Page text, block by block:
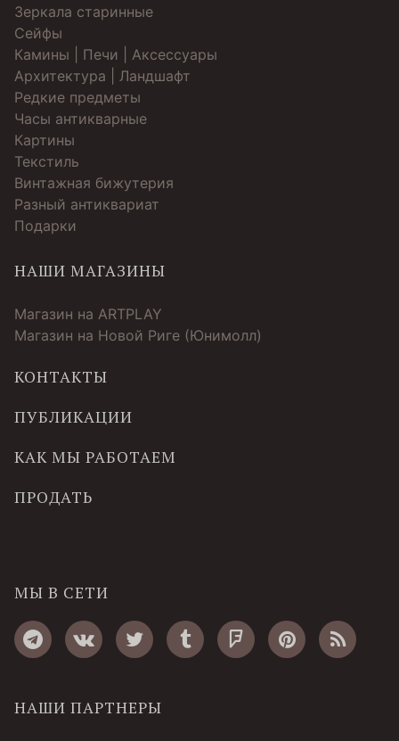
Зеркала старинные
Cейфы
Камины | Печи | Аксессуары
Архитектура | Ландшафт
Редкие предметы
Часы антикварные
Картины
Текстиль
Винтажная бижутерия
Разный антиквариат
Подарки
НАШИ МАГАЗИНЫ
Магазин на ARTPLAY
Магазин на Новой Риге (Юнимолл)
КОНТАКТЫ
ПУБЛИКАЦИИ
КАК МЫ РАБОТАЕМ
ПРОДАТЬ
МЫ В СЕТИ
НАШИ ПАРТНЕРЫ